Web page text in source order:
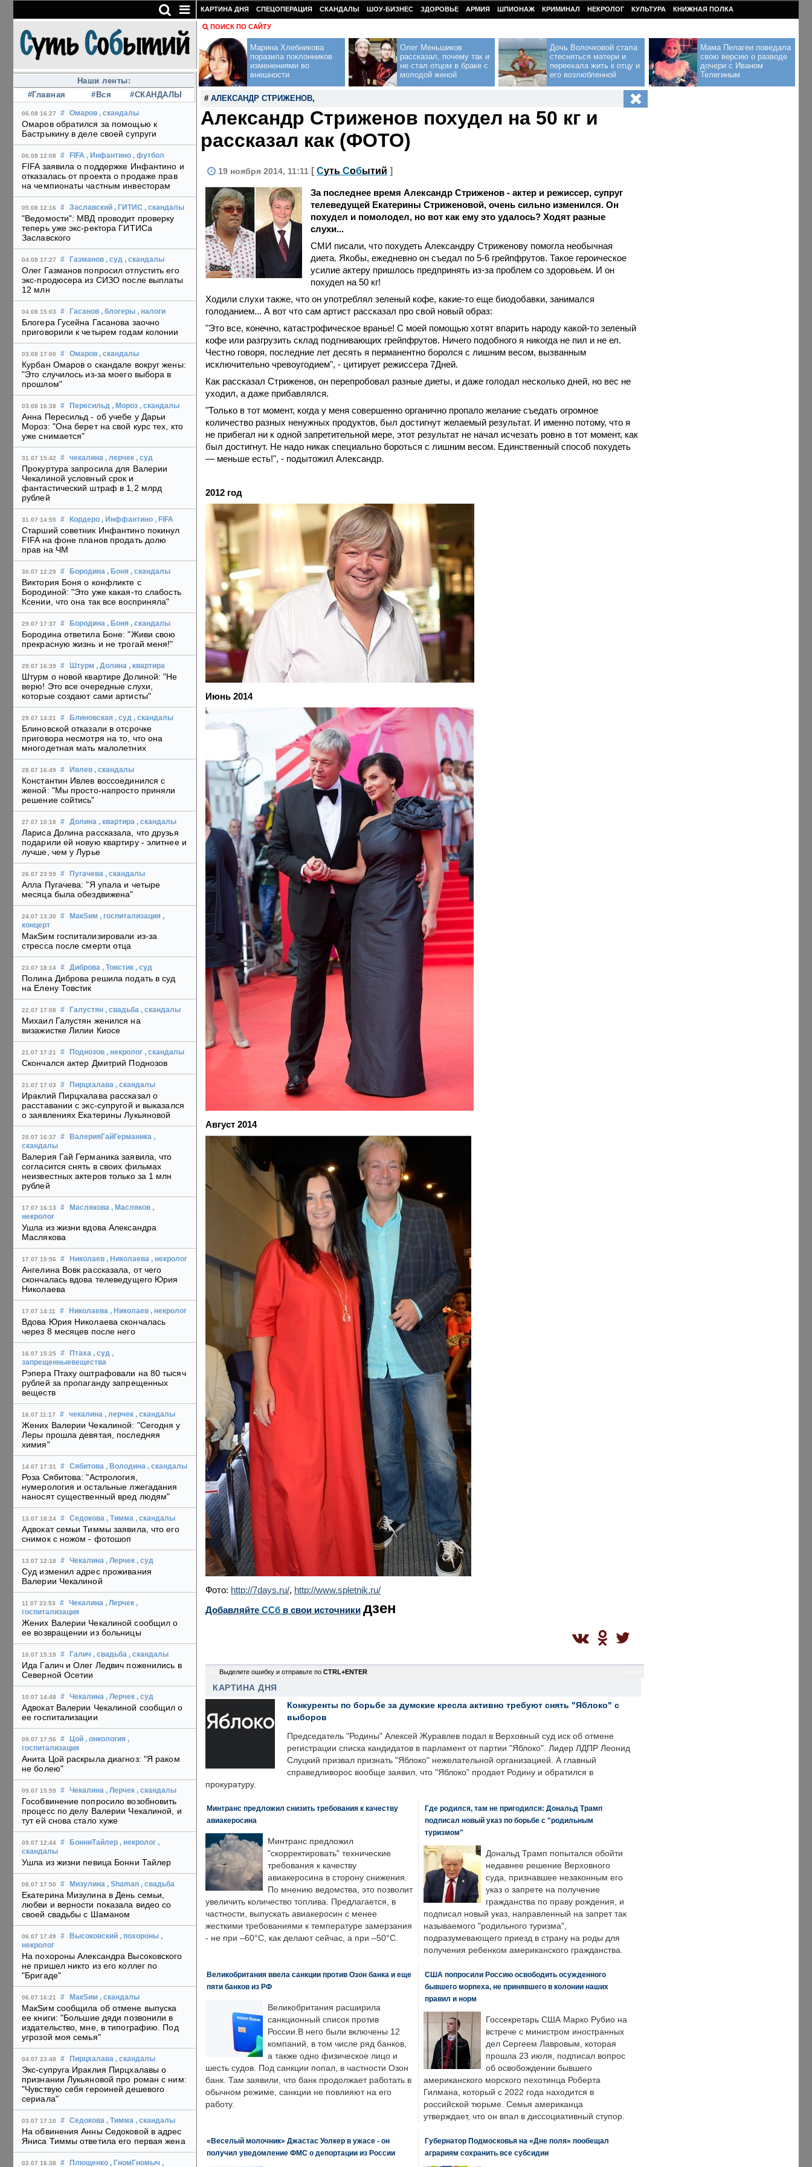
Наши ленты:
#Главная
#Вся #СКАНДАЛЫ
06.08 16:27 # Омаров , скандалы
Омаров обратился за помощью к
Бастрыкину в деле своей супруги
06.08 12:08 # FIFA , Инфантино , футбол
FIFA заявила о поддержке Инфантино и
отказалась от проекта о продаже прав
на чемпионаты частным инвесторам
05.08 12:16 # Заславский , ГИТИС , скандалы
"Ведомости": МВД проводит проверку
теперь уже экс-ректора ГИТИСа
Заславского
04.08 17:27 # Газманов , суд , скандалы
Олег Газманов попросил отпустить его
экс-продюсера из СИЗО после выплаты
12 млн
04.08 15:03 # Гасанов , блогеры , налоги
Блогера Гусейна Гасанова заочно
приговорили к четырем годам колонии
03.08 17:00 # Омаров , скандалы
Курбан Омаров о скандале вокруг жены:
"Это случилось из-за моего выбора в
прошлом"
03.08 16:38 # Пересильд , Мороз , скандалы
Анна Пересильд - об учебе у Дарьи
Мороз: "Она берет на свой курс тех, кто
уже снимается"
31.07 15:42 # чекалина , лерчек , суд
Прокуртура запросила для Валерии
Чекалиной условный срок и
фантастический штраф в 1,2 млрд
рублей
31.07 14:55 # Кордеро , Инффантино , FIFA
Старший советник Инфантино покинул
FIFA на фоне планов продать долю
прав на ЧМ
30.07 12:29 # Бородина , Боня , скандалы
Виктория Боня о конфликте с
Бородиной: "Это уже какая-то слабость
Ксении, что она так все восприняла"
29.07 17:37 # Бородина , Боня , скандалы
Бородина ответила Боне: "Живи свою
прекрасную жизнь и не трогай меня!"
29.07 16:39 # Штурм , Долина , квартира
Штурм о новой квартире Долиной: "Не
верю! Это все очередные слухи,
которые создают сами артисты"
29.07 14:21 # Блиновская , суд , скандалы
Блиновской отказали в отсрочке
приговора несмотря на то, что она
многодетная мать малолетних
28.07 16:49 # Ивлев , скандалы
Константин Ивлев воссоединился с
женой: "Мы просто-напросто приняли
решение сойтись"
27.07 10:18 # Долина , квартира , скандалы
Лариса Долина рассказала, что друзья
подарили ей новую квартиру - элитнее и
лучше, чем у Лурье
26.07 23:59 # Пугачева , скандалы
Алла Пугачева: "Я упала и четыре
месяца была обездвижена"
24.07 13:30 # МакSим , госпитализация ,
концерт
МакSим госпитализировали из-за
стресса после смерти отца
23.07 18:14 # Диброва , Товстик , суд
Полина Диброва решила подать в суд
на Елену Товстик
22.07 17:08 # Галустян , свадьба , скандалы
Михаил Галустян женился на
визажистке Лилии Киосе
21.07 17:21 # Поднозов , некролог , скандалы
Скончался актер Дмитрий Поднозов
21.07 17:03 # Пирцхалава , скандалы
Ираклий Пирцхалава рассказал о
расставании с экс-супругой и выказался
о заявлениях Екатерины Лукьяновой
20.07 16:37 # ВалерияГайГерманика ,
скандалы
Валерия Гай Германика заявила, что
согласится снять в своих фильмах
неизвестных актеров только за 1 млн
рублей
17.07 16:13 # Маслякова , Масляков ,
некролог
Ушла из жизни вдова Александра
Маслякова
17.07 15:56 # Николаев , Николаева , некролог
Ангелина Вовк рассказала, от чего
скончалась вдова телеведущего Юрия
Николаева
17.07 14:11 # Николаева , Николаев , некролог
Вдова Юрия Николаева скончалась
через 8 месяцев после него
16.07 15:25 # Птаха , суд ,
запрещенныевещества
Рэпера Птаху оштрафовали на 80 тысяч
рублей за пропаганду запрещенных
веществ
16.07 11:17 # чекалина , лерчек , скандалы
Жених Валерии Чекалиной: "Сегодня у
Леры прошла девятая, последняя
химия"
14.07 17:31 # Сябитова , Володина , скандалы
Роза Сябитова: "Астрология,
нумерология и остальные лжегадания
наносят существенный вред людям"
13.07 18:24 # Седокова , Тимма , скандалы
Адвокат семьи Тиммы заявила, что его
снимок с ножом - фотошоп
13.07 12:18 # Чекалина , Лерчек , суд
Суд изменил адрес проживания
Валерии Чекалиной
11.07 23:53 # Чекалина , Лерчек ,
госпитализация
Жених Валерии Чекалиной сообщил о
ее возвращении из больницы
10.07 15:19 # Галич , свадьба , скандалы
Ида Галич и Олег Ледвич поженились в
Северной Осетии
10.07 14:48 # Чекалина , Лерчек , суд
Адвокат Валерии Чекалиной сообщил о
ее госпитализации
09.07 17:56 # Цой , онкология ,
госпитализация
Анита Цой раскрыла диагноз: "Я раком
не болею"
09.07 15:59 # Чекалина , Лерчек , скандалы
Гособвинение попросило возобновить
процесс по делу Валерии Чекалиной, и
тут ей снова стало хуже
09.07 12:44 # БонниТайлер , некролог ,
скандалы
Ушла из жизни певица Бонни Тайлер
08.07 17:50 # Мизулина , Shaman , свадьба
Екатерина Мизулина в День семьи,
любви и верности показала видео со
своей свадьбы с Шаманом
06.07 17:49 # Высоковский , похороны ,
некролог
На похороны Александра Высоковского
не пришел никто из его коллег по
"Бригаде"
06.07 16:21 # МакSим , скандалы
МакSим сообщила об отмене выпуска
ее книги: "Большие дяди позвонили в
издательство, мне, в типографию. Под
угрозой моя семья"
04.07 23:48 # Пирцхалава , скандалы
Экс-супруга Ираклия Пирцхалавы о
признании Лукьяновой про роман с ним:
"Чувствую себя героиней дешевого
сериала"
03.07 17:10 # Седокова , Тимма , скандалы
На обвинения Анны Седоковой в адрес
Яниса Тиммы ответила его первая жена
02.07 16:38 # Плющенко , ГномГномыч ,
КАРТИНА ДНЯ СПЕЦОПЕРАЦИЯ СКАНДАЛЫ ШОУ-БИЗНЕС ЗДОРОВЬЕ АРМИЯ ШПИОНАЖ КРИМИНАЛ НЕКРОЛОГ КУЛЬТУРА КНИЖНАЯ ПОЛКА
ПОИСК ПО САЙТУ
Марина Хлебникова
поразила поклонников
изменениями во
внешности
Олег Меньшиков
рассказал, почему так и
не стал отцом в браке с
молодой женой
Дочь Волочковой стала
стесняться матери и
переехала жить к отцу и
его возлюбленной
Мама Пелагеи поведала
свою версию о разводе
дочери с Иваном
Телегиным
# АЛЕКСАНДР СТРИЖЕНОВ,
Александр Стриженов похудел на 50 кг и
рассказал как (ФОТО)
19 ноября 2014, 11:11 [ Суть Событий ]
2fam.ru
За последнее время Александр Стриженов - актер и режиссер, супруг
телеведущей Екатерины Стриженовой, очень сильно изменился. Он
похудел и помолодел, но вот как ему это удалось? Ходят разные
слухи...
СМИ писали, что похудеть Александру Стриженову помогла необычная
диета. Якобы, ежедневно он съедал по 5-6 грейпфрутов. Такое героическое
усилие актеру пришлось предпринять из-за проблем со здоровьем. И он
похудел на 50 кг!
Ходили слухи также, что он употреблял зеленый кофе, какие-то еще биодобавки, занимался
голоданием... А вот что сам артист рассказал про свой новый образ:
"Это все, конечно, катастрофическое вранье! С моей помощью хотят впарить народу какой-то зеленый
кофе или разгрузить склад подгнивающих грейпфрутов. Ничего подобного я никогда не пил и не ел.
Честно говоря, последние лет десять я перманентно боролся с лишним весом, вызванным
исключительно чревоугодием", - цитирует режиссера 7Дней.
Как рассказал Стриженов, он перепробовал разные диеты, и даже голодал несколько дней, но вес не
уходил, а даже прибавлялся.
"Только в тот момент, когда у меня совершенно органично пропало желание съедать огромное
количество разных ненужных продуктов, был достигнут желаемый результат. И именно потому, что я
не прибегал ни к одной запретительной мере, этот результат не начал исчезать ровно в тот момент, как
был достигнут. Не надо никак специально бороться с лишним весом. Единственный способ похудеть
— меньше есть!", - подытожил Александр.
2012 год
Июнь 2014
Август 2014
Фото: http://7days.ru/, http://www.spletnik.ru/
Добавляйте CСб в свои источники дзен
Выделите ошибку и отправьте по CTRL+ENTER
КАРТИНА ДНЯ
Конкуренты по борьбе за думские кресла активно требуют снять "Яблоко" с
выборов
Председатель "Родины" Алексей Журавлев подал в Верховный суд иск об отмене
регистрации списка кандидатов в парламент от партии "Яблоко". Лидер ЛДПР Леонид
Слуцкий призвал признать "Яблоко" нежелательной организацией. А главный
справедливорос вообще заявил, что "Яблоко" продает Родину и обратился в
прокуратуру.
Минтранс предложил снизить требования к качеству
авиакеросина
Минтранс предложил
"скорректировать" технические
требования к качеству
авиакеросина в сторону снижения.
По мнению ведомства, это позволит
увеличить количество топлива. Предлагается, в
частности, выпускать авиакеросин с менее
жесткими требованиями к температуре замерзания
- не при –60°C, как делают сейчас, а при –50°C.
Где родился, там не пригодился: Дональд Трамп
подписал новый указ по борьбе с "родильным
туризмом"
Дональд Трамп попытался обойти
недавнее решение Верховного
суда, признавшее незаконным его
указ о запрете на получение
гражданства по праву рождения, и
подписал новый указ, направленный на запрет так
называемого "родильного туризма",
подразумевающего приезд в страну на роды для
получения ребенком американского гражданства.
Великобритания ввела санкции против Озон банка и еще
пяти банков из РФ
Великобритания расширила
санкционный список против
России.В него были включены 12
компаний, в том числе ряд банков,
а также одно физическое лицо и
шесть судов. Под санкции попал, в частности Озон
банк. Там заявили, что банк продолжает работать в
обычном режиме, санкции не повлияют на его
работу.
США попросили Россию освободить осужденного
бывшего морпеха, не принявшего в колонии наших
правил и норм
Госсекретарь США Марко Рубио на
встрече с министром иностранных
дел Сергеем Лавровым, которая
прошла 23 июля, подписал вопрос
об освобождении бывшего
американского морского пехотинца Роберта
Гилмана, который с 2022 года находится в
российской тюрьме. Семья американца
утверждает, что он впал в диссоциативный ступор.
«Веселый молочник» Джастас Уолкер в ужасе - он
получил уведомление ФМС о депортации из России
Губернатор Подмосковья на «Дне поля» пообещал
аграриям сохранить все субсидии